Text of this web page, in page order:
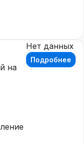
на
Нет данных
Подробнее